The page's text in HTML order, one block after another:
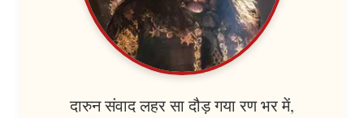
दारुन संवाद लहर सा दौड़ गया रण भर में,